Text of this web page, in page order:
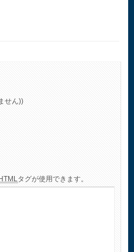
せん))
タグが使用できます。